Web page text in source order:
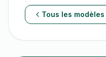
Tous les modèles